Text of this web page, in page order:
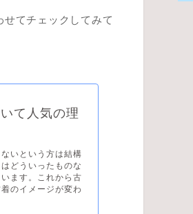
てチェックしてみて
て人気の理
いという方は結構
どういったものな
ます。これから古
のイメージが変わ